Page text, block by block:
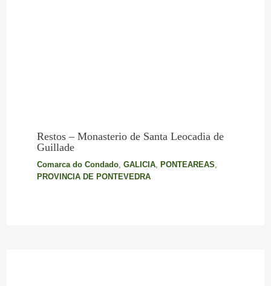
Restos – Monasterio de Santa Leocadia de
Guillade
Comarca do Condado, GALICIA, PONTEAREAS
PROVINCIA DE PONTEVEDRA